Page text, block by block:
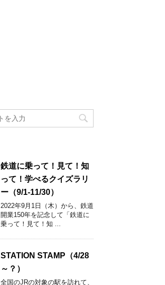
鉄道に乗って！見て！知
って！学べるクイズラリ
ー（9/1-11/30）
2022年9月1日（木）から、鉄道
開業150年を記念して「鉄道に
乗って！見て！知 ...
STATION STAMP（4/28
～？）
全国のJRの対象の駅を訪れて、